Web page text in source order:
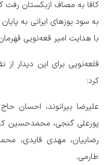
به سود یوزهای ایرانی به
با هدایت امیر قعه‌نویی
قلعه‌نویی برای این دیدار از
کرد:
علیرضا بیرانوند، احسان
پورعلی گنجی، محمدحسین
رضاییان، مهدی قایدی،
طارمی.